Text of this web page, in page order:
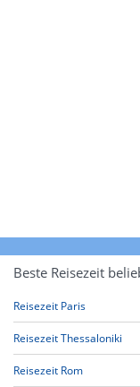
Beste Reisezeit
Reisezeit Paris
Reisezeit Thessaloniki
Reisezeit Rom